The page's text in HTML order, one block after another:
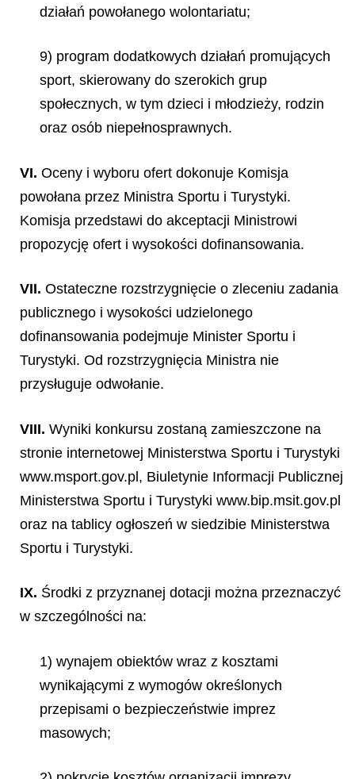
działań powołanego wolontariatu;
9) program dodatkowych działań promujących
sport, skierowany do szerokich grup
społecznych, w tym dzieci i młodzieży, rodzin
oraz osób niepełnosprawnych.
VI. Oceny i wyboru ofert dokonuje Komisja
powołana przez Ministra Sportu i Turystyki.
Komisja przedstawi do akceptacji Ministrowi
propozycję ofert i wysokości dofinansowania.
VII. Ostateczne rozstrzygnięcie o zleceniu zadania
publicznego i wysokości udzielonego
dofinansowania podejmuje Minister Sportu i
Turystyki. Od rozstrzygnięcia Ministra nie
przysługuje odwołanie.
VIII. Wyniki konkursu zostaną zamieszczone na
stronie internetowej Ministerstwa Sportu i Turystyki
www.msport.gov.pl, Biuletynie Informacji Publicznej
Ministerstwa Sportu i Turystyki www.bip.msit.gov.pl
oraz na tablicy ogłoszeń w siedzibie Ministerstwa
Sportu i Turystyki.
IX. Środki z przyznanej dotacji można przeznaczyć
w szczególności na:
1) wynajem obiektów wraz z kosztami
wynikającymi z wymogów określonych
przepisami o bezpieczeństwie imprez
masowych;